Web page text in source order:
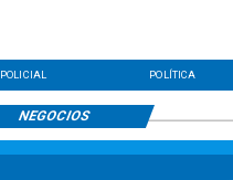
POLICIAL POLÍTICA
NEGOCIOS